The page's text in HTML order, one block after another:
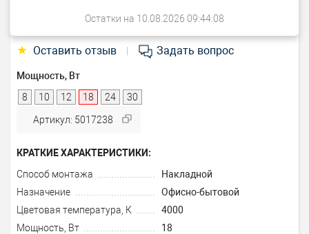
Остатки на 10.08.2026 09:44:08
★ Оставить отзыв Задать вопрос
Мощность, Вт
8
10 12 18 24 30
Артикул: 5017238
КРАТКИЕ ХАРАКТЕРИСТИКИ:
Способ монтажа
Накладной
Назначение
Офисно-бытовой
Цветовая температура, К
4000
Мощность, Вт
18